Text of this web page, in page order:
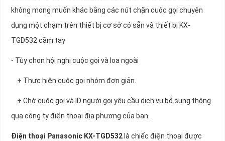
không mong muốn khác bằng các nút chặn cuộc gọi chuyên
dụng một chạm trên thiết bị cơ sở có sẵn và thiết bị KX-
TGD532 cầm tay
- Tùy chọn hội nghị cuộc gọi và loa ngoài
+ Thực hiện cuộc gọi nhóm đơn giản.
+ Chờ cuộc gọi và ID người gọi yêu cầu dịch vụ bổ sung thông
qua công ty điện thoại địa phương của bạn.
Điện thoại Panasonic KX-TGD532 là chiếc điện thoại được